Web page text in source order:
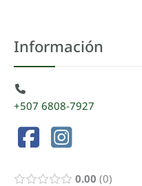
Información
+507 6808-7927
0.00 0